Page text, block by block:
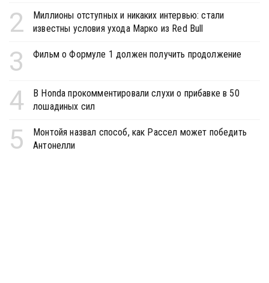
2
Миллионы отступных и никаких интервью: стали
известны условия ухода Марко из Red Bull
3 Фильм о Формуле 1 должен получить продолжение
4
В Honda прокомментировали слухи о прибавке в 50
лошадиных сил
5
Монтойя назвал способ, как Рассел может победить
Антонелли